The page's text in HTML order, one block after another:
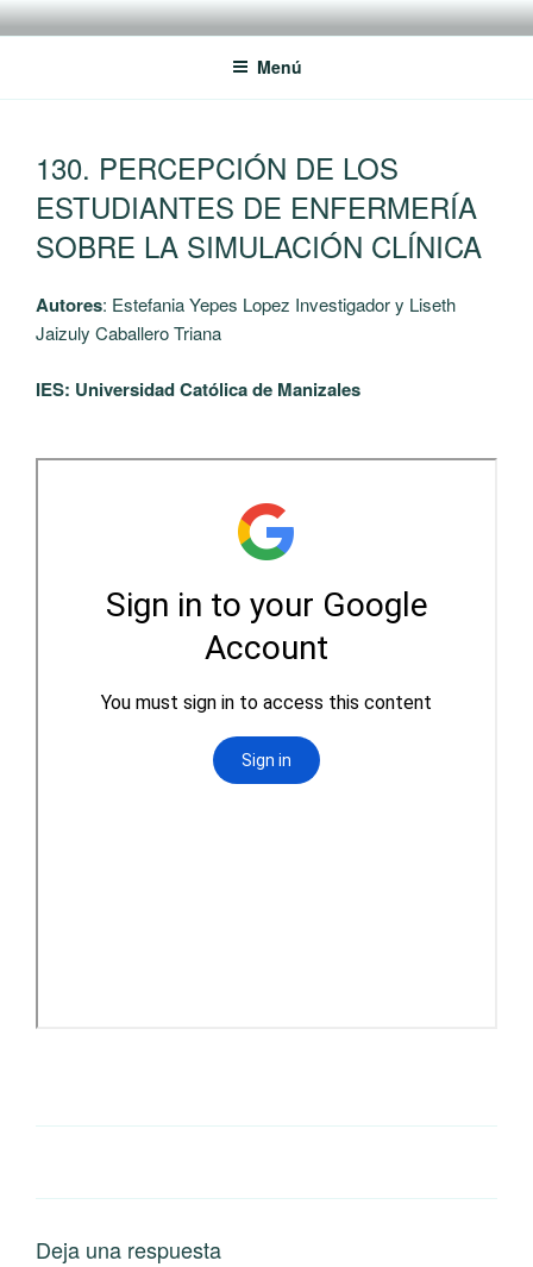
Saltar
al
RREDSI
Red Regional de Semilleros de Investigación RREDSI
Menú
EL
130. PERCEPCIÓN DE LOS
ESTUDIANTES DE ENFERMERÍA
SOBRE LA SIMULACIÓN CLÍNICA
Autores: Estefania Yepes Lopez Investigador y Liseth
Jaizuly Caballero Triana
IES: Universidad Católica de Manizales
Deja una respuesta